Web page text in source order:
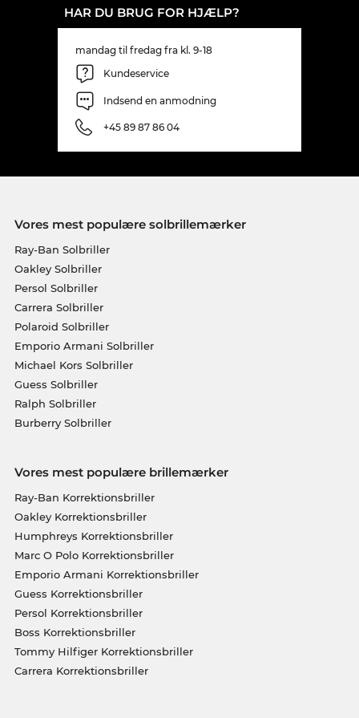
HAR DU BRUG FOR HJÆLP?
mandag til fredag fra kl. 9-18
Kundeservice
Indsend en anmodning
+45 89 87 86 04
Vores mest populære solbrillemærker
Ray-Ban Solbriller
Oakley Solbriller
Persol Solbriller
Carrera Solbriller
Polaroid Solbriller
Emporio Armani Solbriller
Michael Kors Solbriller
Guess Solbriller
Ralph Solbriller
Burberry Solbriller
Vores mest populære brillemærker
Ray-Ban Korrektionsbriller
Oakley Korrektionsbriller
Humphreys Korrektionsbriller
Marc O Polo Korrektionsbriller
Emporio Armani Korrektionsbriller
Guess Korrektionsbriller
Persol Korrektionsbriller
Boss Korrektionsbriller
Tommy Hilfiger Korrektionsbriller
Carrera Korrektionsbriller